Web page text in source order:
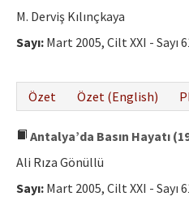
M. Derviş Kılınçkaya
Sayı: Mart 2005, Cilt XXI - Sayı
Özet
Özet (English)
Antalya’da Basın Hayatı
Ali Rıza Gönüllü
Sayı: Mart 2005, Cilt XXI - Sayı